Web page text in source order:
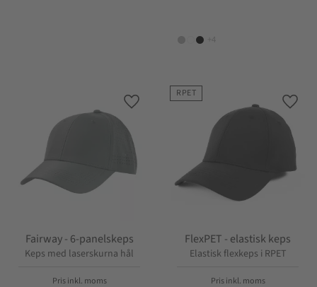
Fairway - 6-panelskeps
Keps med laserskurna hål
Lägg till i favoriter
FlexPET - elastisk keps
Elastisk flexkeps i RPET
RPET
Lägg